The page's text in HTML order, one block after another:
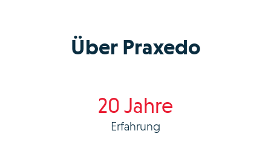
Über Praxedo
20 Jahre
Erfahrung